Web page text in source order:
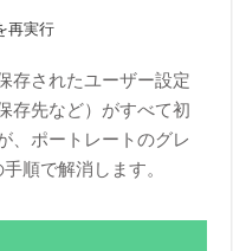
再実行
存されたユーザー設定
存先など）がすべて初
、ポートレートのグレ
順で解消します。